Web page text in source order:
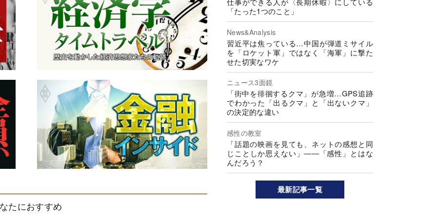
たにおすすめ
「たった1つのこと」
News&Analysis
習近平は焦っている…中国が弾道ミサイル
を「ロケット軍」ではなく「海軍」に撃た
せた切実なワケ
ニュース3面鏡
「街中を徘徊するクマ」が急増…GPS追跡
でわかった「出るクマ」と「出ないクマ」
の決定的な違い
感性の教室
「話題の映画を見ても、ネットの感想と同
じことしか思えない」――「感性」とはな
んだろう？
最新記事一覧